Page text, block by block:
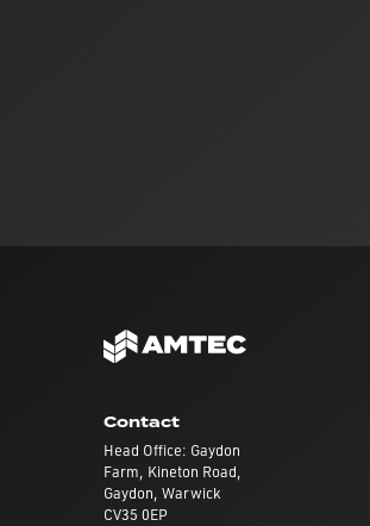
Contact
Head Office: Gaydon
Farm, Kineton Road,
Gaydon, Warwick
CV35 0EP